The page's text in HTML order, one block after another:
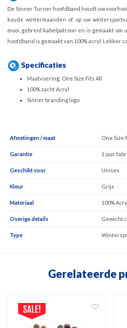
De Sinner Turner hoofdband houdt uw
koude wintermaanden of op uw
mooi, gebreid kabelpatroon en is gemaakt om
hoofdband is gemaakt van 100% acryl. Lekker
Specificaties
Maatvoering: One Size Fits All
100% zacht Acryl
Sinner branding logo
Afmetingen / maat One Size
Garantie 1 jaar
Geschikt voor Unisex
Kleur Grijs
Materiaal 100%
Overige details Gewicht
Type
Gerelateerde